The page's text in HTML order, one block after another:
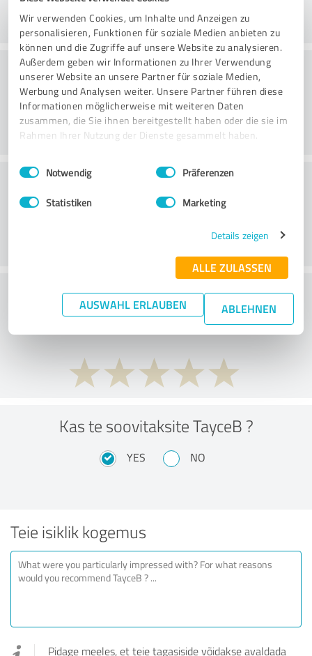
Wir verwenden Cookies, um Inhalte und Anzeigen zu
personalisieren, Funktionen für soziale Medien anbieten zu
können und die Zugriffe auf unsere Website zu analysieren.
Außerdem geben wir Informationen zu Ihrer Verwendung
unserer Website an unsere Partner für soziale Medien,
Werbung und Analysen weiter. Unsere Partner führen diese
Informationen möglicherweise mit weiteren Daten
zusammen, die Sie ihnen bereitgestellt haben oder die sie im
Rahmen Ihrer Nutzung der Dienste gesammelt haben.
Impressum Datenschutzbestimmungen
Einwilligungsauswahl
Notwendig Präferenzen
Statistiken Marketing
Details zeigen
ALLE ZULASSEN
AUSWAHL ERLAUBEN ABLEHNEN
Konsultatsioon
Klienditeenindus
What do you think of the price to
performance ratio?
Kas te soovitaksite TayceB ?
YES NO
Teie isiklik kogemus
Pidage meeles, et teie tagasiside võidakse avaldada